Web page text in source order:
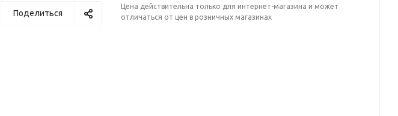
Поделиться
Цена действительна только для интернет-магазина и может
отличаться от цен в розничных магазинах